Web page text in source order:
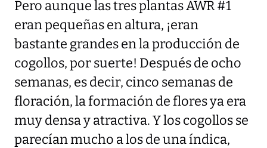
Pero aunque las tres plantas AWR #1
eran pequeñas en altura, ¡eran
bastante grandes en la producción de
cogollos, por suerte! Después de ocho
semanas, es decir, cinco semanas de
floración, la formación de flores ya era
muy densa y atractiva. Y los cogollos se
parecían mucho a los de una índica,